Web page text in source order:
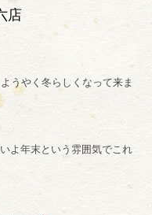
店
うやく冬らしくなって来ま
よ年末という雰囲気でこれ